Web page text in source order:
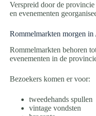
Verspreid door de
en evenementen
Rommelmarkten morgen in
Rommelmarkten behoren
evenementen in de
Bezoekers komen er voor:
tweedehands spullen
vintage vondsten